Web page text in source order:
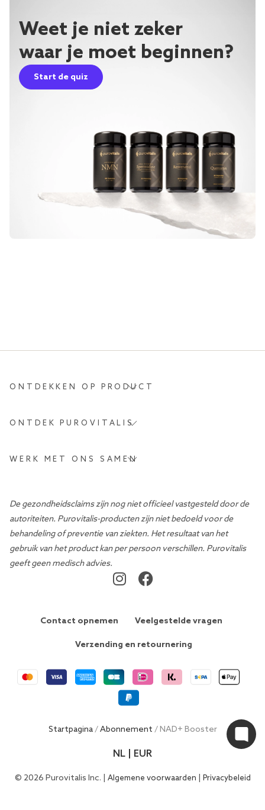
Weet je niet zeker
waar je moet beginnen?
Start de quiz
ONTDEKKEN OP PRODUCT
ONTDEK PUROVITALIS
WERK MET ONS SAMEN
De gezondheidsclaims zijn nog niet officieel vastgesteld door de
autoriteiten. Purovitalis-producten zijn niet bedoeld voor de
behandeling of preventie van ziekten. Het resultaat van het
gebruik van het product kan per persoon verschillen. Purovitalis
geeft geen medisch advies.
Contact opnemen Veelgestelde vragen
Verzending en retournering
Startpagina/Abonnement / NAD+ Booster
NL | EUR
© 2026 Purovitalis Inc. | Algemene voorwaarden Privacybeleid